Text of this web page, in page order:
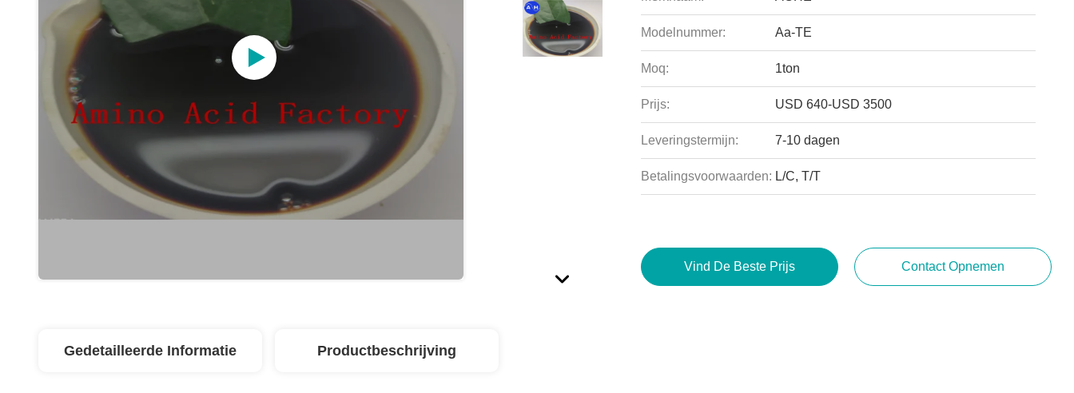
Modelnummer: Aa-TE
Moq: 1ton
Prijs: USD 640-USD 3500
Leveringstermijn: 7-10 dagen
Betalingsvoorwaarden: L/C, T/T
Vind De Beste Prijs Contact Opnemen
Gedetailleerde Informatie Productbeschrijving